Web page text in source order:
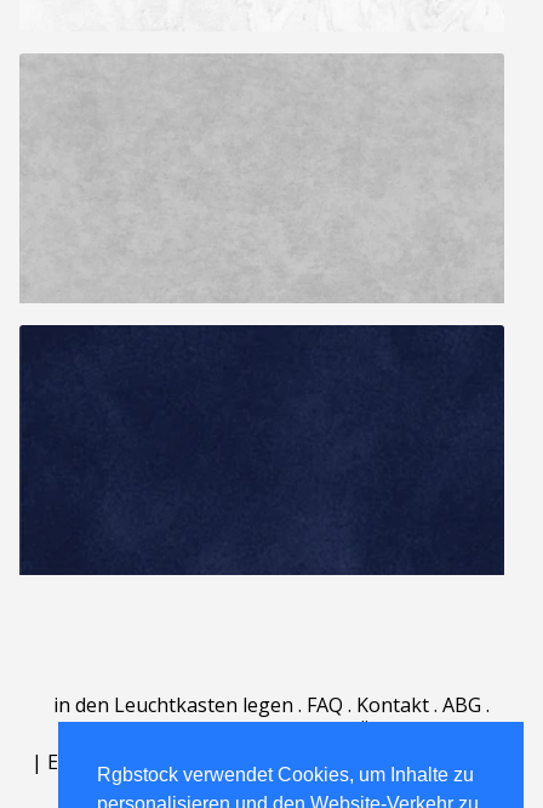
Rgbstock verwendet Cookies, um Inhalte zu
in den Leuchtkasten legen . FAQ . Kontakt. ABG .
| English | Deutsch Español | Polski | Português
Nederlands|